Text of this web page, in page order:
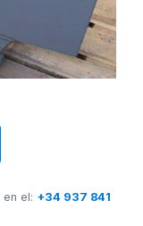
el: +34 937 841